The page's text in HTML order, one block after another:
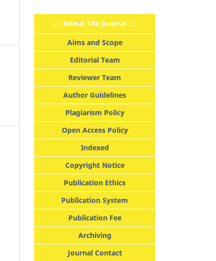
..:: About The Journal ::..
Aims and Scope
Editorial Team
Reviewer Team
Author Guidelines
Plagiarism Policy
Open Access Policy
Indexed
Copyright Notice
Publication Ethics
Publication System
Publication Fee
Archiving
Journal Contact